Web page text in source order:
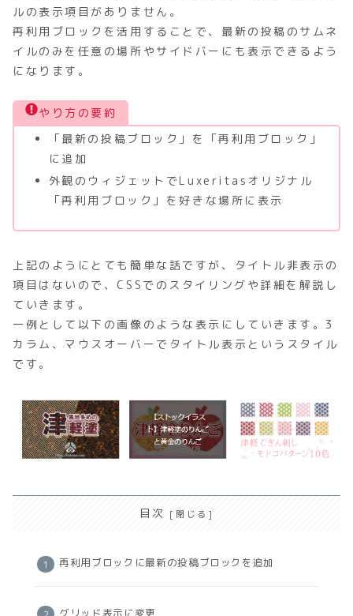
ルの表示項目がありません。
再利用ブロックを活用することで、最新の投稿のサムネ
イルのみを任意の場所やサイドバーにも表示できるよう
になります。
やり方の要約
「最新の投稿ブロック」を「再利用ブロック」
に追加
外観のウィジェットでLuxeritasオリジナル
「再利用ブロック」を好きな場所に表示
上記のようにとても簡単な話ですが、タイトル非表示の
項目はないので、CSSでのスタイリングや詳細を解説し
ていきます。
一例として以下の画像のような表示にしていきます。3
カラム、マウスオーバーでタイトル表示というスタイル
です。
目次
再利用ブロックに最新の投稿ブロックを追加
グリッド表示に変更